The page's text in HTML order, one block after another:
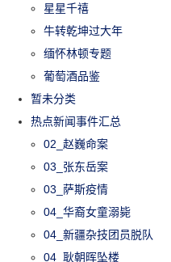
星星千禧
牛转乾坤过大年
缅怀林顿专题
葡萄酒品鉴
暂未分类
热点新闻事件汇总
02_赵巍命案
03_张东岳案
03_萨斯疫情
04_华裔女童溺毙
04_新疆杂技团员脱队
04_耿朝晖坠楼